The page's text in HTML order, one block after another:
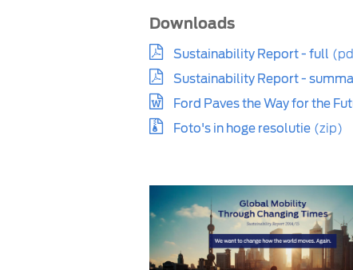
Downloads
Sustainability Report - full
Sustainability Report -
Ford Paves the Way for the
Foto's in hoge resolutie (zip)